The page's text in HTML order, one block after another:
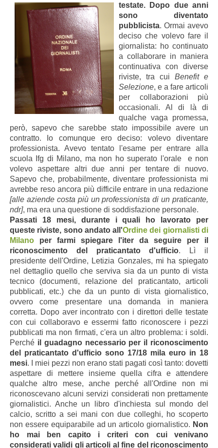
testate.
Dopo due anni
sono diventato
pubblicista. Ormai avevo
deciso che volevo fare il
giornalista: ho continuato
a collaborare in maniera
continuativa con diverse
riviste, tra cui Benefit e
Selezione, e a fare articoli
per collaborazioni più
occasionali. Al di là di
qualche vaga promessa,
però, sapevo che sarebbe stato impossibile avere un
contratto. Io comunque ero deciso: volevo diventare
professionista. Avevo tentato l'esame per entrare alla
scuola Ifg di Milano, ma non ho superato l'orale e non
volevo aspettare altri due anni per tentare di nuovo.
Sapevo che, probabilmente, diventare professionista mi
avrebbe reso ancora più difficile entrare in una redazione
[alle aziende costa più un professionista di un praticante,
ndr], ma era una questione di soddisfazione personale.
Passati 18 mesi, durante i quali ho lavorato per
queste riviste, sono andato all'Ordine dei giornalisti di
Milano per farmi spiegare l'iter da seguire per il
riconoscimento del praticantato d'ufficio. Lì il
presidente dell'Ordine, Letizia Gonzales, mi ha spiegato
nel dettaglio quello che serviva sia da un punto di vista
tecnico (documenti, relazione del praticantato, articoli
pubblicati, etc.) che da un punto di vista giornalistico,
ovvero come presentare una domanda in maniera
corretta. Dopo aver incontrato con i direttori delle testate
con cui collaboravo e essermi fatto riconoscere i pezzi
pubblicati ma non firmati, c'era un altro problema: i soldi.
Perché il guadagno necessario per il riconoscimento
del praticantato d'ufficio sono 17/18 mila euro in 18
mesi. I miei pezzi non erano stati pagati così tanto: dovetti
aspettare di mettere insieme quella cifra e attendere
qualche altro mese, anche perché all'Ordine non mi
riconoscevano alcuni servizi considerati non prettamente
giornalistici. Anche un libro d'inchiesta sul mondo del
calcio, scritto a sei mani con due colleghi, ho scoperto
non essere equiparabile ad un articolo giornalistico. Non
ho mai ben capito i criteri con cui venivano
considerati validi gli articoli al fine del riconoscimento